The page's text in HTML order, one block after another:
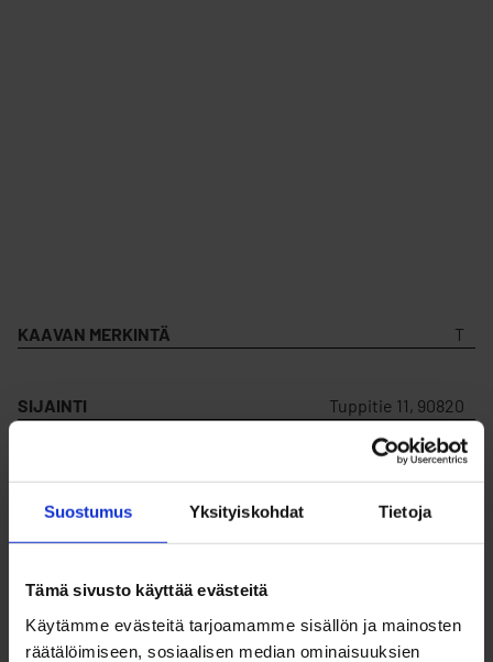
Suostumus Yksityiskohdat Tietoja
Tämä sivusto käyttää evästeitä
Käytämme evästeitä tarjoamamme sisällön ja mainosten
räätälöimiseen, sosiaalisen median ominaisuuksien
KAAVAN MERKINTÄ T
SIJAINTI Tuppitie 11, 90820
MYYDÄÄN Ei
VUOKRATAAN Kyllä
KORTTELIN NUMERO 11